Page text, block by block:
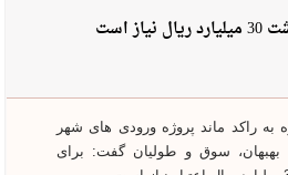
است
به راکد ماند پروژه ورودی های شهر
سوق و طولیان گفت: برای